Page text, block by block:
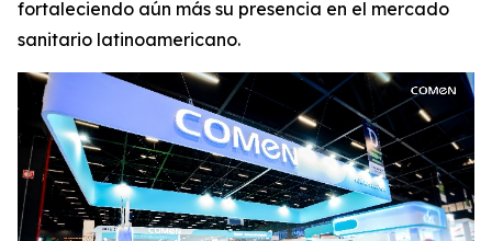
fortaleciendo aún más su presencia en el mercado
sanitario latinoamericano.